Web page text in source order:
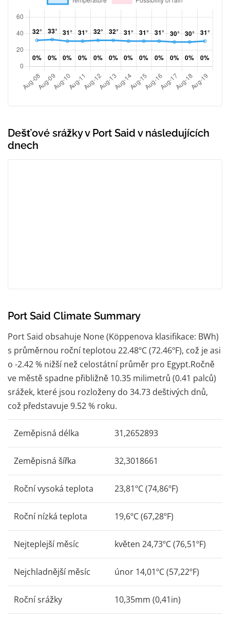
Dešťové srážky v Port Said v následujících
dnech
Port Said Climate Summary
Port Said obsahuje None (Köppenova klasifikace: BWh)
s průměrnou roční teplotou 22.48ºC (72.46ºF), což je asi
o -2.42 % nižší než celostátní průměr pro Egypt.Ročně
ve městě spadne přibližně 10.35 milimetrů (0.41 palců)
srážek, které jsou rozloženy do 34.73 deštivých dnů,
což představuje 9.52 % roku.
Zeměpisná délka 31,2652893
Zeměpisná šířka 32,3018661
Roční vysoká teplota 23,81ºC (74,86ºF)
Roční nízká teplota 19,6ºC (67,28ºF)
Nejteplejší měsíc květen 24,73ºC (76,51ºF)
Nejchladnější měsíc únor 14,01ºC (57,22ºF)
Roční srážky 10,35mm (0,41in)